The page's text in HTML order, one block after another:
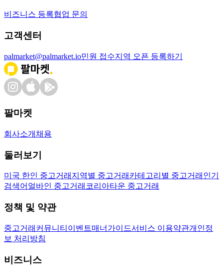
비즈니스 등록협업 문의
고객센터
palmarket@palmarket.io민원 접수지역 오픈 등록하기
팔마켓
회사소개 채용
둘러보기
미국 한인 중고거래 지역별 중고거래 카테고리별 중고거래 인기
검색어 얼바인 중고거래 코리아타운 중고거래
정책 및 약관
중고거래 커뮤니티 이벤트매너가이드서비스 이용약관개인정
보 처리방침
비즈니스